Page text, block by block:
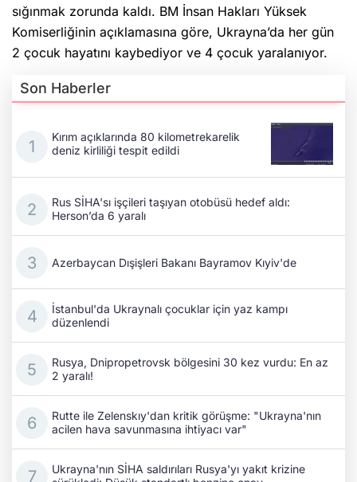
sığınmak zorunda kaldı. BM İnsan Hakları Yüksek
Komiserliğinin açıklamasına göre, Ukrayna’da her gün
2 çocuk hayatını kaybediyor ve 4 çocuk yaralanıyor.
Son Haberler
Kırım açıklarında 80 kilometrekarelik
deniz kirliliği tespit edildi
Rus SİHA'sı işçileri taşıyan otobüsü hedef aldı:
Herson’da 6 yaralı
Azerbaycan Dışişleri Bakanı Bayramov Kıyiv'de
İstanbul'da Ukraynalı çocuklar için yaz kampı
düzenlendi
Rusya, Dnipropetrovsk bölgesini 30 kez vurdu: En az
2 yaralı!
Rutte ile Zelenskıy'dan kritik görüşme: "Ukrayna'nın
acilen hava savunmasına ihtiyacı var"
Ukrayna'nın SİHA saldırıları Rusya'yı yakıt krizine